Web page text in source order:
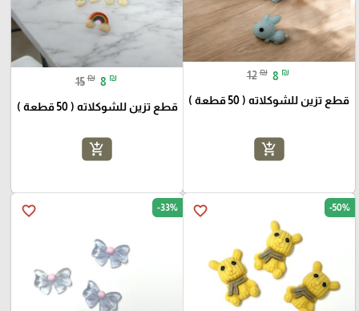
12 ₪ 8 ₪
قطع تزين للشوكلاته ( 50 قطعة )
add_shopping_cart
15 ₪ 8 ₪
قطع تزين للشوكلاته ( 50 قطعة )
add_shopping_cart
favorite_border -50%
favorite_border -33%